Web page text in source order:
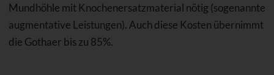
Mundhöhle mit Knochenersatzmaterial nötig (sogenannte
augmentative Leistungen). Auch diese Kosten übernimmt
die Gothaer bis zu 85%.